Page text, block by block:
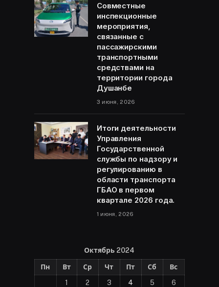
Совместные
инспекционные
мероприятия,
связанные с
пассажирскими
транспортными
средствами на
территории города
Душанбе
3 июня, 2026
Итоги деятельности
Управления
Государственной
службы по надзору и
регулированию в
области транспорта
ГБАО в первом
квартале 2026 года.
1 июня, 2026
Октябрь 2024
Пн Вт Ср Чт Пт Сб
Вс
1
2 3 4 5
6